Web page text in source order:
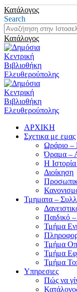
Κατάλογος
Search
Κατάλογος
ΑΡΧΙΚΗ
Σχετικα με εμας
Ωράριο –
Όραμα –
Η
Διοίκηση
Τμηματα –
Παιδικό
Τμήμα
Τμήμα
Τμήμα
Τμήμα
Υπηρεσιες
Πώς να